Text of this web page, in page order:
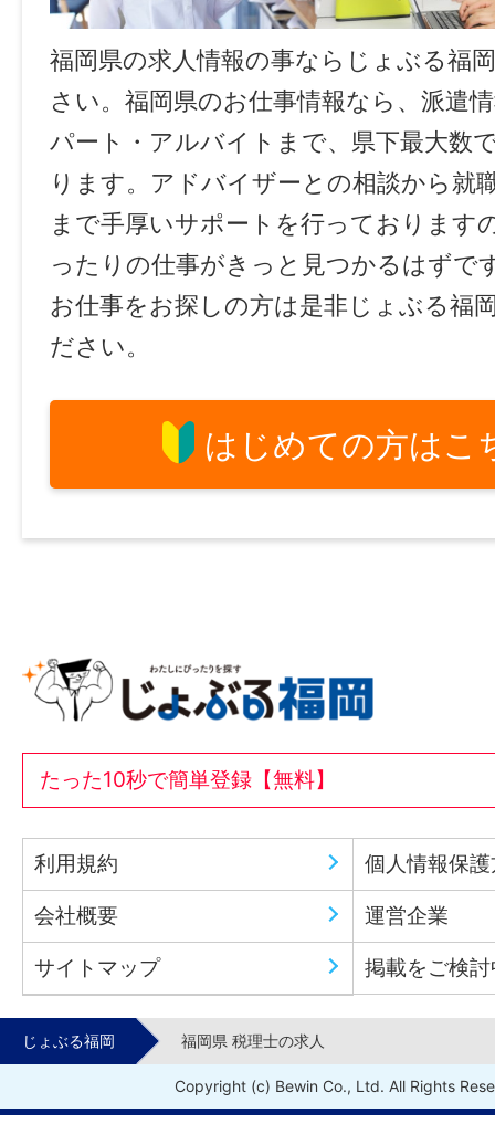
福岡県の求人情報の事ならじょぶる福
さい。福岡県のお仕事情報なら、派遣
パート・アルバイトまで、県下最大数
ります。アドバイザーとの相談から就
まで手厚いサポートを行っております
ったりの仕事がきっと見つかるはずで
お仕事をお探しの方は是非じょぶる福
ださい。
はじめての方はこ
たった10秒で簡単登録【無料】
利用規約 個人情報保
会社概要 運営企業
サイトマップ 掲載をご検
じょぶる福岡 福岡県 税理士の求人
Copyright (c) Bewin Co., Ltd. All Rights